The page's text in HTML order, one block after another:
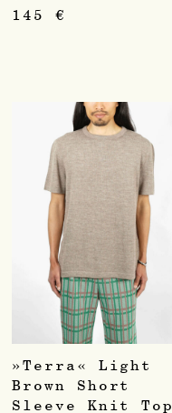
145 €
»Terra« Light
Brown Short
Sleeve Knit Top